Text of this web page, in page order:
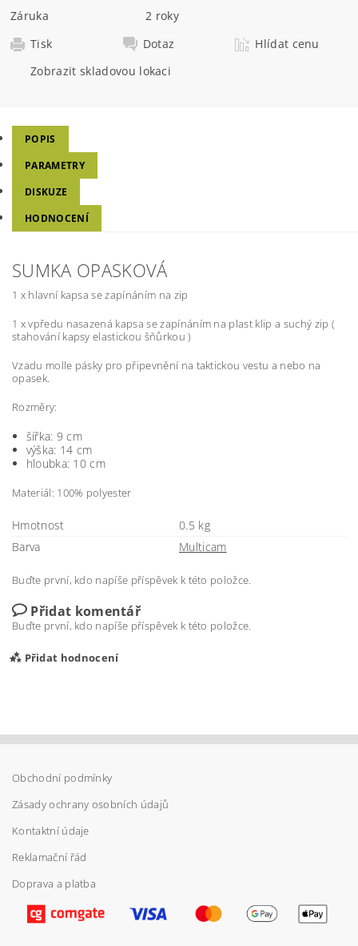
Záruka
2 roky
Tisk
Dotaz
Hlídat cenu
Zobrazit skladovou lokaci
POPIS
PARAMETRY
DISKUZE
HODNOCENÍ
SUMKA OPASKOVÁ
1 x hlavní kapsa se zapínáním na zip
1 x vpředu nasazená kapsa se zapínáním na plast klip a suchý zip (
stahování kapsy elastickou šňůrkou )
Vzadu molle pásky pro připevnění na taktickou vestu a nebo na
opasek.
Rozměry:
šířka: 9 cm
výška: 14 cm
hloubka: 10 cm
Materiál: 100% polyester
Hmotnost
0.5 kg
Barva
Multicam
Buďte první, kdo napíše příspěvek k této položce.
Přidat komentář
Buďte první, kdo napíše příspěvek k této položce.
Přidat hodnocení
Vložením hodnocení souhlasíte spodmínkami
ochrany osobních údajů
Obchodní podmínky
Zásady ochrany osobních údajů
Kontaktní údaje
Reklamační řád
Doprava a platba